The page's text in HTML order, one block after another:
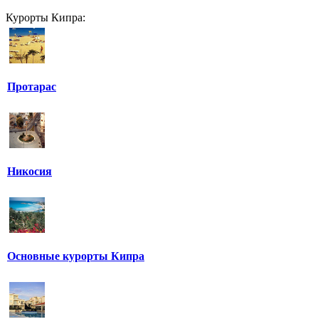
Курорты Кипра:
Протарас
Никосия
Основные курорты Кипра